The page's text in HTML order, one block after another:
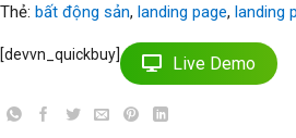
Thẻ: bất động sản, landing page, landing
[devvn_quickbuy] Live Demo